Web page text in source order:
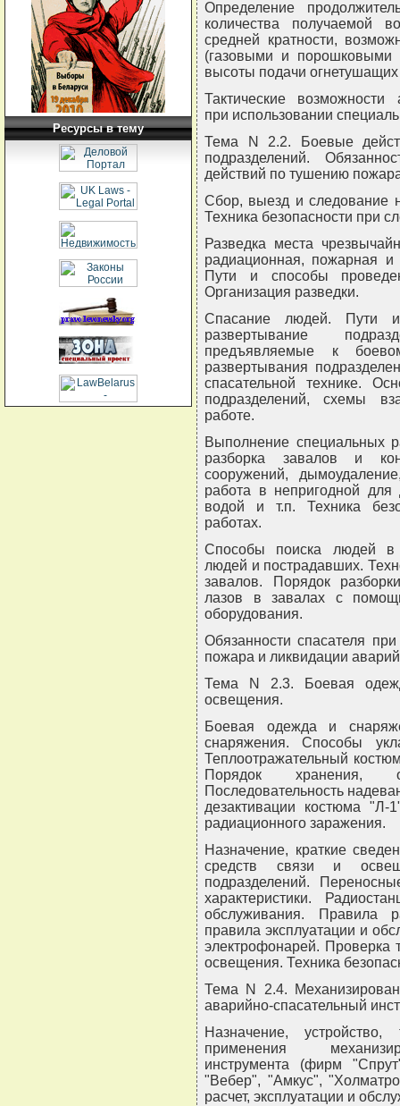
Ресурсы в тему
Определение
количества получаемой
средней кратности,
(газовыми и порошковыми
высоты подачи огнетушащих
Тактические возможности
при использовании
Тема N 2.2. Боевые
подразделений.
действий по тушению
Сбор, выезд и следование
Техника безопасности при
Разведка места
радиационная, пожарная и
Пути и способы
Организация разведки.
Спасание людей. Пути
развертывание
предъявляемые к
развертывания
спасательной технике.
подразделений, схемы
работе.
Выполнение специальных
разборка завалов и
сооружений,
работа в непригодной
водой и т.п. Техника
работах.
Способы поиска людей в
людей и пострадавших.
завалов. Порядок
лазов в завалах с
оборудования.
Обязанности спасателя
пожара и ликвидации
Тема N 2.3. Боевая
освещения.
Боевая одежда и
снаряжения. Способы
Теплоотражательный
Порядок хранения,
Последовательность
дезактивации костюма
радиационного заражения.
Назначение, краткие
средств связи и
подразделений.
характеристики.
обслуживания. Правила
правила эксплуатации и
электрофонарей. Проверка
освещения. Техника
Тема N 2.4.
аварийно-спасательный
Назначение, устройство,
применения
инструмента (фирм
"Вебер", "Амкус",
расчет, эксплуатации и